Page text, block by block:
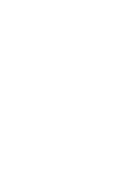
к постоянному,
Код скопирован
очищенный код